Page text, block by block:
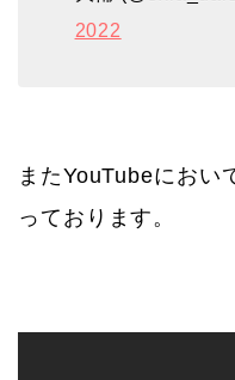
2022
またYouTubeにおい
っております。